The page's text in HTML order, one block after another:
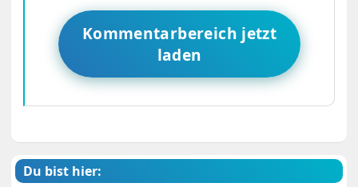
Kommentarbereich jetzt
laden
Du bist hier: